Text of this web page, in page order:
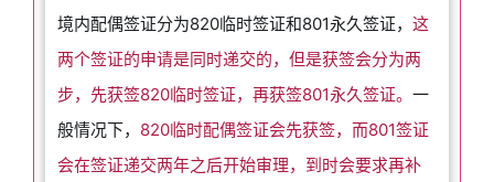
境内配偶签证分为820临时签证和801永久签证， 这
两个签证的申请是同时递交的，但是获签会分为两
步，先获签820临时签证，再获签801永久签证。 一
般情况下， 820临时配偶签证会先获签，而801签证
会在签证递交两年之后开始审理，到时会要求再补